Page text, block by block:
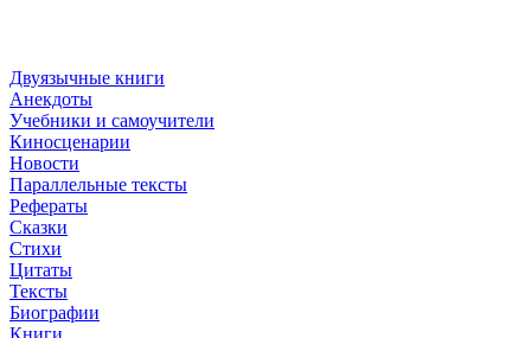
Двуязычные книги
Анекдоты
Учебники и самоучители
Киносценарии
Новости
Параллельные тексты
Рефераты
Сказки
Стихи
Цитаты
Тексты
Биографии
Книги